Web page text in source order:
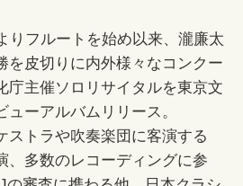
りフルートを始め以来、瀧廉太
を皮切りに内外様々なコンクー
庁主催ソロリサイタルを東京文
ーアルバムリリース。
ストラや吹奏楽団に客演する
、多数のレコーディングに参